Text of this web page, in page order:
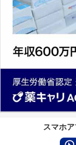
スマホ